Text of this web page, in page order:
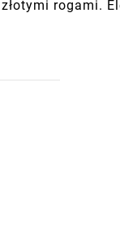
rogami.